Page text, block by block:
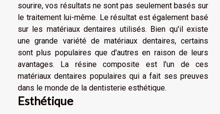
sourire, vos résultats ne sont pas seulement basés sur
le traitement lui-même. Le résultat est également basé
sur les matériaux dentaires utilisés. Bien qu'il existe
une grande variété de matériaux dentaires, certains
sont plus populaires que d'autres en raison de leurs
avantages. La résine composite est l'un de ces
matériaux dentaires populaires qui a fait ses preuves
dans le monde de la dentisterie esthétique.
Esthétique